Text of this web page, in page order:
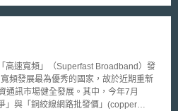
為重要的評比基準，為全球國家競爭力
找到最佳的政策組合，以調整其經濟內部
，瑞士已連續5年位居第一，英國則從4年
慧財產權部長說：「產出優秀的科研成果
比率佔不到世界1%，但發表頂尖的研究
升國際創新排名第2位的主要原因。英國
速寬頻」（Superfast Broadband）發
頻發展最為優秀的國家，故於近期重新
通訊市場健全發展。其中，今年7月
」與「銅絞線網路批發價」(copper